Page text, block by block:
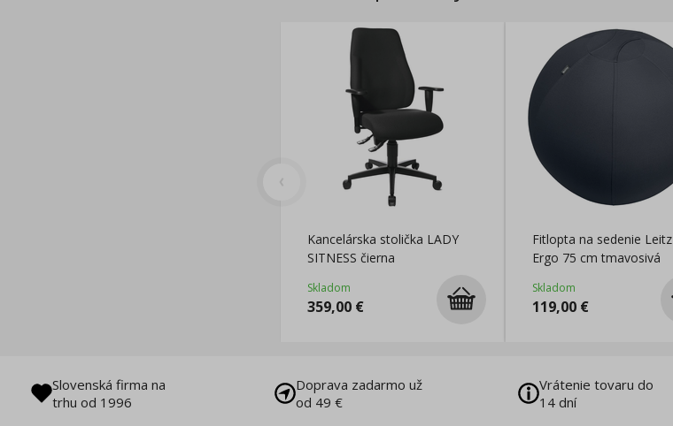
Kancelárska stolička LADY
SITNESS čierna
Skladom
359,00 €
Fitlopta na sedenie Leitz
Ergo 75 cm tmavosivá
Skladom
119,00€
Slovenská firma na
trhu od 1996
Doprava zadarmo už
od 49 €
Vrátenie tovaru do
14 dní